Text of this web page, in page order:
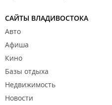
САЙТЫ ВЛАДИВОСТОКА
Авто
Афиша
Кино
Базы отдыха
Недвижимость
Новости